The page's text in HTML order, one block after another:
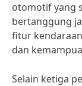
otomotif yang
bertanggung
fitur
dan
Selain ketiga